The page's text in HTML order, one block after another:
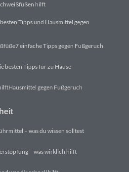
hilft
Tipps und Hausmittel gegen
7 einfache Tipps gegen Fußgeruch
besten Tipps für zu Hause
Hausmittel gegen Fußgeruch
– was du wissen solltest
– was wirklich hilft